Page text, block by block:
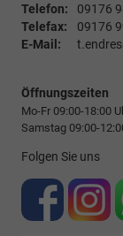
Telefon:
09176
Telefax:
09176
E-Mail:
Öffnungszeiten
Mo-Fr 09:00-18:00
Samstag 09:00-
Folgen Sie uns